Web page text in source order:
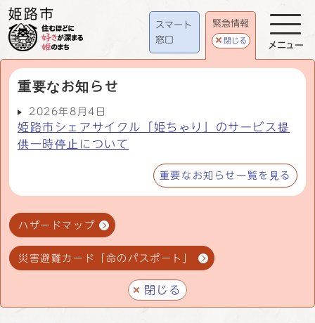
スマート
窓口
緊急情報
閉じる
重要なお知らせ
2026年8月4日
姫路市シェアサイクル「姫ちゃり」のサービス提
供一時停止について
重要なお知らせ一覧を見る
ハザードマップ
災害避難カード「命のパスポート」
閉じる
メニュー